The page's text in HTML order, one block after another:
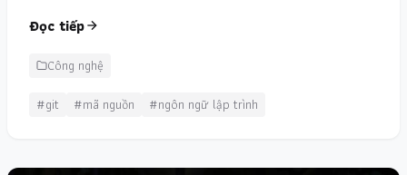
Đọc tiếp
Công nghệ
#git
#mã nguồn #ngôn ngữ lập trình